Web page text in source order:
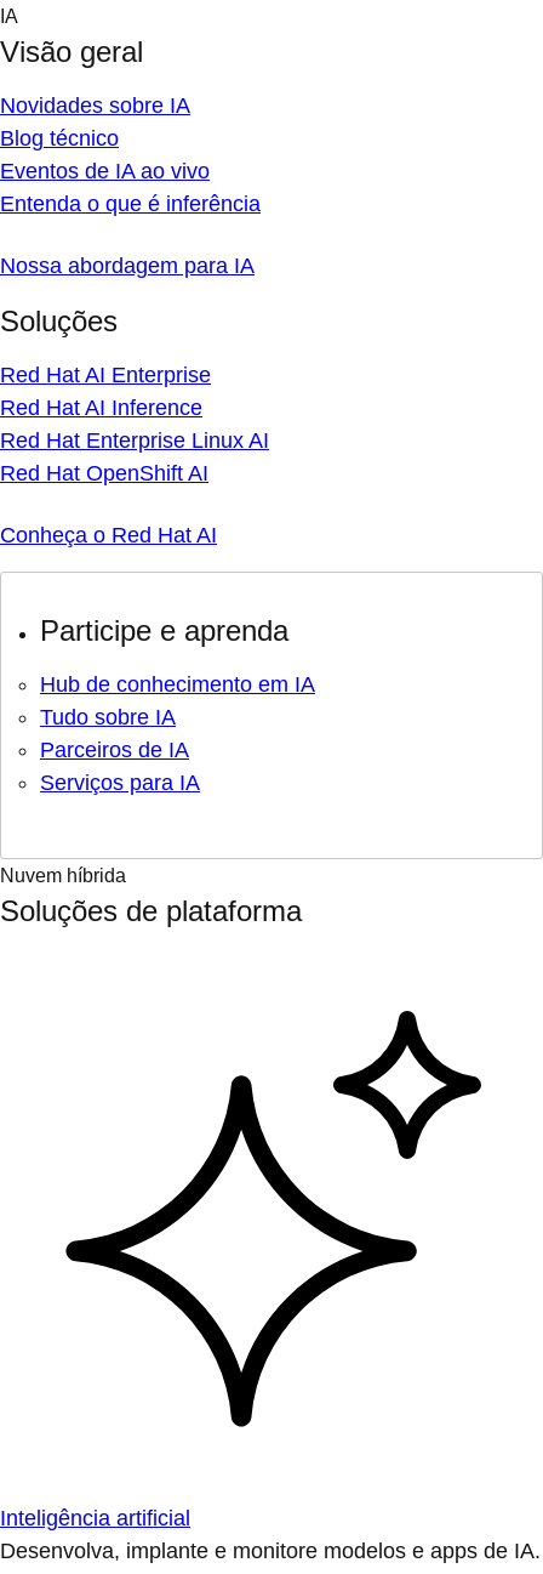
Skip
content
IA
Visão geral
Novidades sobre IA
Blog técnico
Eventos de IA ao vivo
Entenda o que é inferência
Nossa abordagem para IA
Soluções
Red Hat AI Enterprise
Red Hat AI Inference
Red Hat Enterprise Linux AI
Red Hat OpenShift AI
Conheça o Red Hat AI
Participe e aprenda
Hub de conhecimento em IA
Tudo sobre IA
Parceiros de IA
Serviços para IA
Nuvem híbrida
Soluções de plataforma
Inteligência artificial
Desenvolva, implante e monitore modelos e apps de IA.